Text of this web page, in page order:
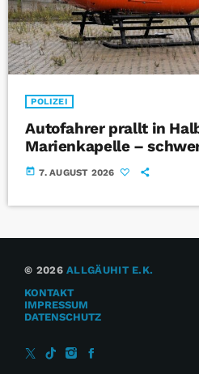
POLIZEI
Autofahrer prallt in
Marienkapelle –
today 7. AUGUST 2026
© 2026ALLGÄUHIT E.K.
KONTAKT
IMPRESSUM
DATENSCHUTZ